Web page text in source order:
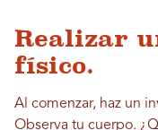
Realizar
físico.
Al comenzar, haz un
Observa tu cuerpo.